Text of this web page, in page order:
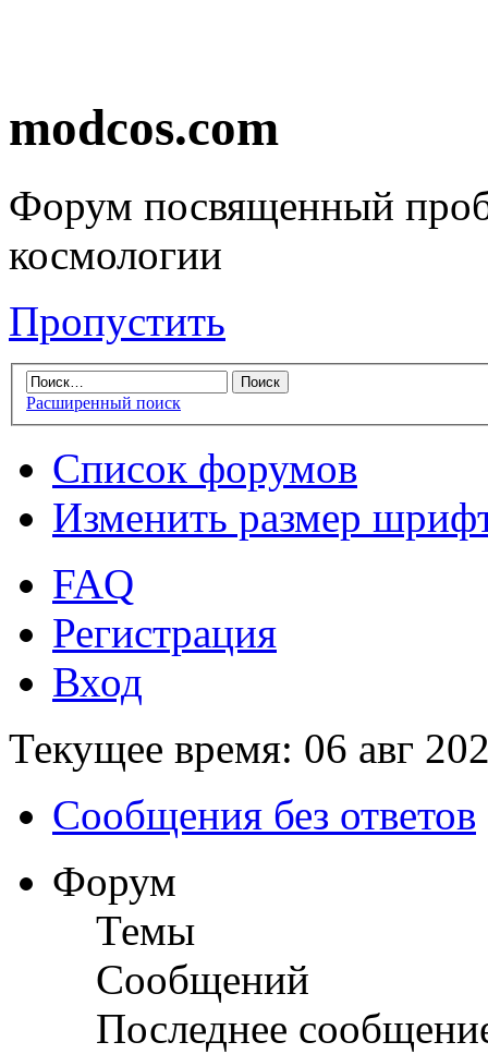
modcos.com
Форум посвященный
космологии
Пропустить
Расширенный поиск
Список форумов
Изменить размер
FAQ
Регистрация
Вход
Текущее время: 06 авг
Сообщения без ответов
Форум
Темы
Сообщений
Последнее